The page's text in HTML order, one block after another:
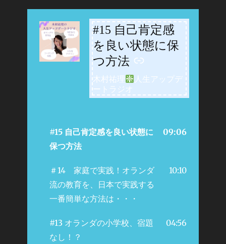
#15 自己肯定感
を良い状態に保
つ方法
-
木村祐理
人生アップデ
ートラジオ
#15 自己肯定感を良い状態に
保つ方法
09:06
＃14 家庭で実践！オランダ
流の教育を、日本で実践する
一番簡単な方法は・・・
10:10
#13 オランダの小学校、宿題
なし！？
04:56